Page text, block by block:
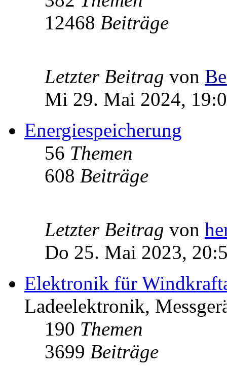
12468 Beiträge
Letzter Beitrag von
Mi 29. Mai 2024,
Energiespeicherung
56 Themen
608 Beiträge
Letzter Beitrag von
Do 25. Mai 2023,
Elektronik für
Ladeelektronik,
190 Themen
3699 Beiträge